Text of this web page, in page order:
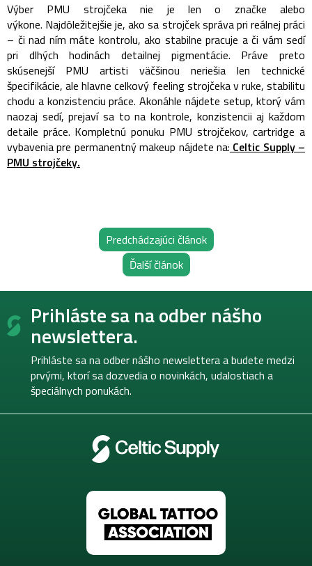
Výber PMU strojčeka nie je len o značke alebo
výkone. Najdôležitejšie je, ako sa strojček správa pri reálnej práci
– či nad ním máte kontrolu, ako stabilne pracuje a či vám sedí
pri dlhých hodinách detailnej pigmentácie. Práve preto
skúsenejší PMU artisti väčšinou neriešia len technické
špecifikácie, ale hlavne celkový feeling strojčeka v ruke, stabilitu
chodu a konzistenciu práce. Akonáhle nájdete setup, ktorý vám
naozaj sedí, prejaví sa to na kontrole, konzistencii aj každom
detaile práce. Kompletnú ponuku PMU strojčekov, cartridge a
vybavenia pre permanentný makeup nájdete na: Celtic Supply –
PMU strojčeky.
Predchádzajúci článok
Ďalší článok
Z
Prihláste sa na odber nášho
newslettera.
Prihláste sa na odber nášho newslettera a budete medzi
prvými, ktorí sa dozvedia o novinkách, udalostiach a
špeciálnych ponukách.